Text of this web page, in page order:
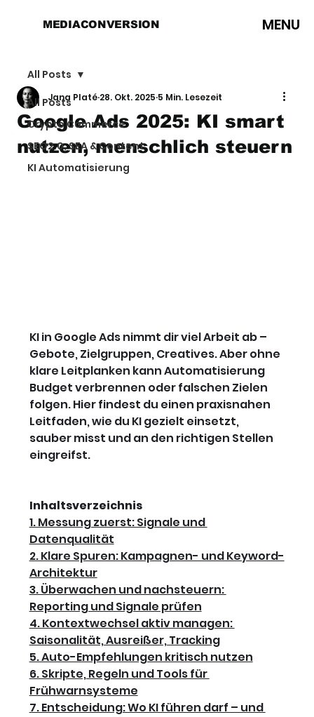
MEDIACONVERSION MENU
All Posts
Crypto Commerce
SEO2.0, SEA & Content
KI Automatisierung
All Posts
Google Ads 2025: KI smart
nutzen, menschlich steuern
Jana Platé28. Okt. 2025 5 Min. Lesezeit
KI in Google Ads nimmt dir viel Arbeit ab –
Gebote, Zielgruppen, Creatives. Aber ohne
klare Leitplanken kann Automatisierung
Budget verbrennen oder falschen Zielen
folgen. Hier findest du einen praxisnahen
Leitfaden, wie du KI gezielt einsetzt,
sauber misst und an den richtigen Stellen
eingreifst.
Inhaltsverzeichnis
1. Messung zuerst: Signale und
Datenqualität
2. Klare Spuren: Kampagnen- und Keyword-
Architektur
3. Überwachen und nachsteuern:
Reporting und Signale prüfen
4. Kontextwechsel aktiv managen:
Saisonalität, Ausreißer, Tracking
5. Auto-Empfehlungen kritisch nutzen
6. Skripte, Regeln und Tools für
Frühwarnsysteme
7. Entscheidung: Wo KI führen darf – und